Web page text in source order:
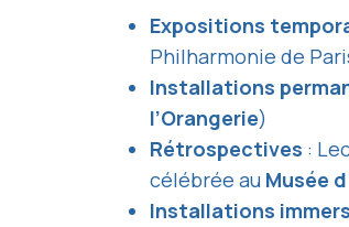
Expositions
Philharmonie de
Installations
l’Orangerie)
Rétrospectives :
célébrée au Musée
Installations